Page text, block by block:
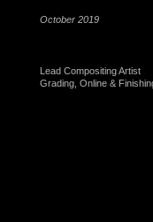
October 2019
Lead Compositing Artist
Grading, Online &